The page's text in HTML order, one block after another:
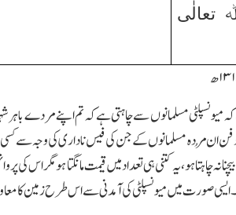
تعالٰی
میونسپلٹی مسلمانوں سے چاہتی ہے کہ تم اپنے مردے
ان مُردہ مسلمانوں کے جن کی فیس ناداری کی وجہ سے
نہ چاہتا ہو، یہ کتنی ہی تعداد میں قیمت مانگتا ہو مگر
ایسی صورت میں میونسپلٹی کی آمدنی سے اس طرح زمین کا